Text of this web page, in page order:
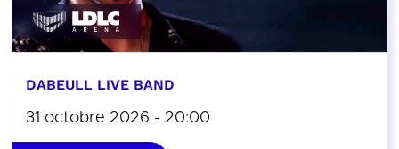
DABEULL LIVE BAND
31 octobre 2026 - 20:00